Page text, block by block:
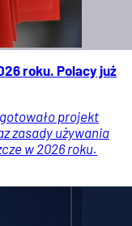
roku. Polacy już
projekt
zasady używania
w 2026 roku.